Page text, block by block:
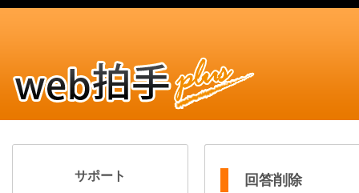
サポート 回答削除